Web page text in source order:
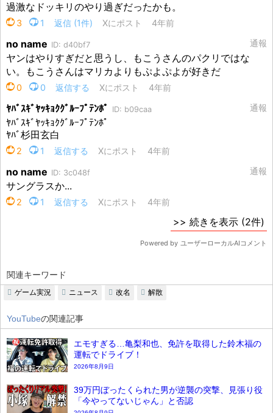
関連キーワード
ゲーム実況 ニュース 改名 解散
YouTubeの関連記事
エモすぎる…亀梨和也、免許を取得した鈴木福の
運転でドライブ！
2026年8月9日
39万円ぼったくられた男が逆襲の突撃、見張り役
「今やってないじゃん」と否認